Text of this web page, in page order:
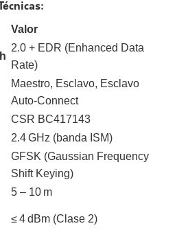
Valor
2.0 + EDR (Enhanced Data
Rate)
Maestro, Esclavo, Esclavo
Auto-Connect
CSR BC417143
2.4 GHz (banda ISM)
GFSK (Gaussian Frequency
Shift Keying)
5 – 10 m
≤ 4 dBm (Clase 2)